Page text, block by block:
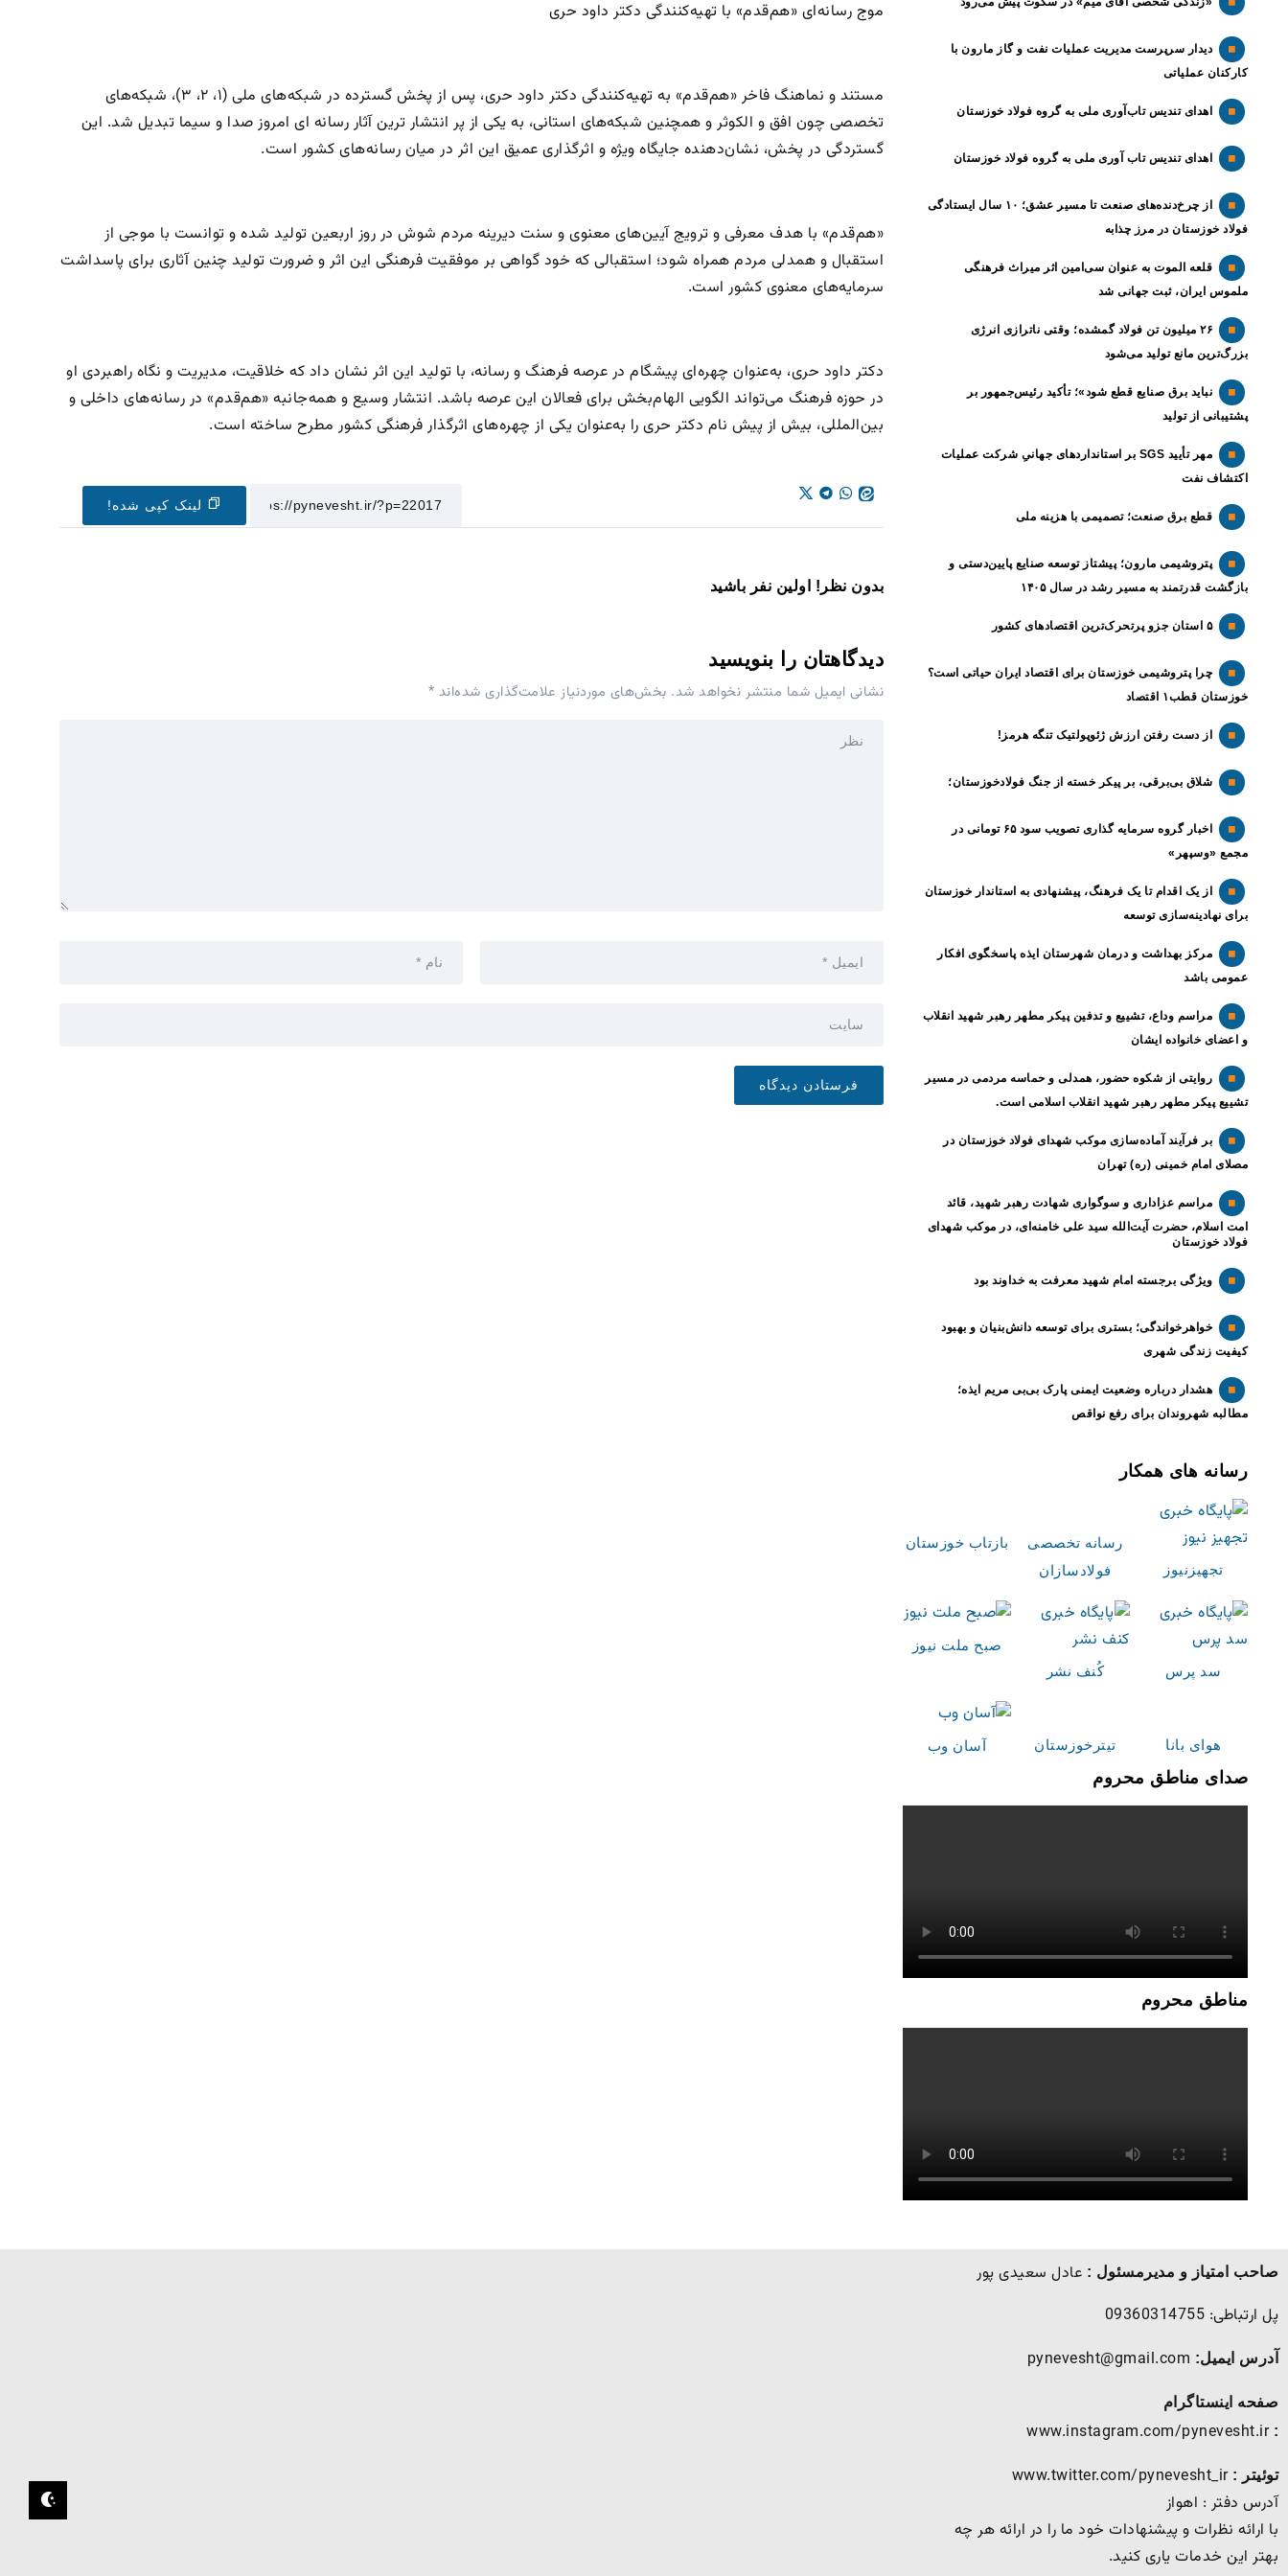
موج رسانه‌ای «هم‌قدم» با تهیه‌کنندگی دکتر داود حری
مستند و نماهنگ فاخر «هم‌قدم» به تهیه‌کنندگی دکتر داود حری، پس از پخش گسترده در شبکه‌های ملی (۱، ۲، ۳)، شبکه‌های
تخصصی چون افق و الکوثر و همچنین شبکه‌های استانی، به یکی از پر انتشار ترین آثار رسانه ای امروز صدا و سیما تبدیل شد. این
گستردگی در پخش، نشان‌دهنده جایگاه ویژه و اثرگذاری عمیق این اثر در میان رسانه‌های کشور است.
«هم‌قدم» با هدف معرفی و ترویج آیین‌های معنوی و سنت دیرینه مردم شوش در روز اربعین تولید شده و توانست با موجی از
استقبال و همدلی مردم همراه شود؛ استقبالی که خود گواهی بر موفقیت فرهنگی این اثر و ضرورت تولید چنین آثاری برای پاسداشت
سرمایه‌های معنوی کشور است.
دکتر داود حری، به‌عنوان چهره‌ای پیشگام در عرصه فرهنگ و رسانه، با تولید این اثر نشان داد که خلاقیت، مدیریت و نگاه راهبردی او
در حوزه فرهنگ می‌تواند الگویی الهام‌بخش برای فعالان این عرصه باشد. انتشار وسیع و همه‌جانبه «هم‌قدم» در رسانه‌های داخلی و
بین‌المللی، بیش از پیش نام دکتر حری را به‌عنوان یکی از چهره‌های اثرگذار فرهنگی کشور مطرح ساخته است.
لینک کپی شده!
بدون نظر! اولین نفر باشید
دیدگاهتان را بنویسید
نشانی ایمیل شما منتشر نخواهد شد. بخش‌های موردنیاز علامت‌گذاری شده‌اند *
دیدار سرپرست مدیریت عملیات نفت و گاز مارون با
کارکنان عملیاتی
اهدای تندیس تاب‌آوری ملی به گروه فولاد خوزستان
اهدای تندیس تاب آوری ملی به گروه فولاد خوزستان
از چرخ‌دنده‌های صنعت تا مسیر عشق؛ ۱۰ سال ایستادگی
فولاد خوزستان در مرز چذابه
قلعه الموت به عنوان سی‌امین اثر میراث‌ فرهنگی
ملموس ایران، ثبت جهانی شد
۲۶ میلیون تن فولاد گمشده؛ وقتی ناترازی انرژی
بزرگ‌ترین مانع تولید می‌شود
نباید برق صنایع قطع شود»؛ تأکید رئیس‌جمهور بر
پشتیبانی از تولید
مهر تأیید SGS بر استانداردهای جهانیِ شرکت عملیات
اکتشاف نفت
قطع برق صنعت؛ تصمیمی با هزینه ملی
پتروشیمی مارون؛ پیشتاز توسعه صنایع پایین‌دستی و
بازگشت قدرتمند به مسیر رشد در سال ۱۴۰۵
۵ استان جزو پرتحرک‌ترین اقتصاد‌های کشور
چرا پتروشیمی خوزستان برای اقتصاد ایران حیاتی است؟
خوزستان قطب۱ اقتصاد
از دست رفتن ارزش ژئوپولتیک تنگه هرمز!
شلاق‌ بی‌برقی، بر پیکر خسته‌ از جنگ فولادخوزستان؛
اخبار گروه سرمایه گذاری تصویب سود ۶۵ تومانی در
مجمع «وسپهر»
از یک اقدام تا یک فرهنگ، پیشنهادی به استاندار خوزستان
برای نهادینه‌سازی توسعه
مرکز بهداشت و درمان شهرستان ایذه پاسخگوی افکار
عمومی باشد
مراسم وداع، تشییع و تدفین پیکر مطهر رهبر شهید انقلاب
و اعضای خانواده ایشان
روایتی از شکوه حضور، همدلی و حماسه مردمی در مسیر
تشییع پیکر مطهر رهبر شهید انقلاب اسلامی است.
بر فرآیند آماده‌سازی موکب شهدای فولاد خوزستان در
مصلای امام خمینی (ره) تهران
مراسم عزاداری و سوگواری شهادت رهبر شهید، قائد
امت اسلام، حضرت آیت‌الله سید علی خامنه‌ای، در موکب شهدای
فولاد خوزستان
ویژگی برجسته امام شهید معرفت به خداوند بود
خواهرخواندگی؛ بستری برای توسعه دانش‌بنیان و بهبود
کیفیت زندگی شهری
هشدار درباره وضعیت ایمنی پارک بی‌بی مریم ایذه؛
مطالبه شهروندان برای رفع نواقص
رسانه های همکار
تجهیزنیوز
رسانه تخصصی
فولادسازان
بازتاب خوزستان
سد پرس کُنف نشر
صبح ملت نیوز
هوای بانا تیترخوزستان آسان وب
صدای مناطق محروم
مناطق محروم
صاحب امتیاز و مدیرمسئول : عادل سعیدی پور
پل ارتباطی: 09360314755
آدرس ایمیل:
صفحه اینستاگرام
:
www.instagram.com/pynevesht.ir
توئیتر : www.twitter.com/pynevesht_ir
آدرس دفتر : اهواز
با ارائه نظرات و پیشنهادات خود ما را در ارائه هر چه
بهتر این خدمات یاری کنید.